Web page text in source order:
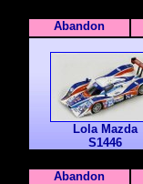
Abandon
Lola Mazda
S1446
Abandon